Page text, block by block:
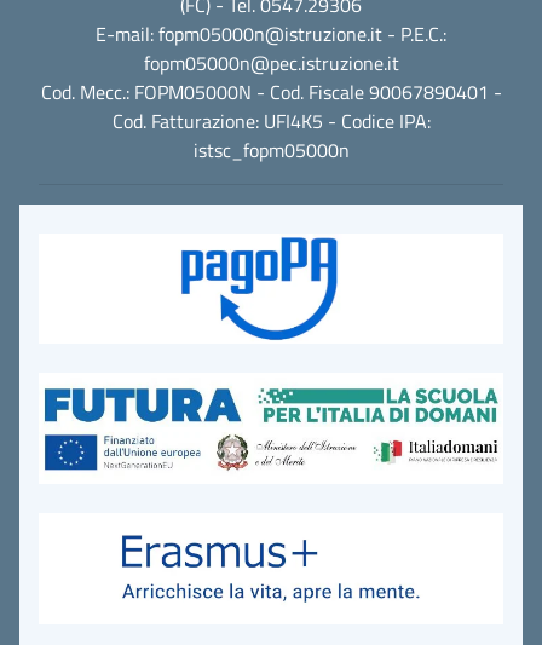
E-mail:fopm05000n@istruzione.it - P.E.C.:
fopm05000n@pec.istruzione.it
Cod. Mecc.: FOPM05000N - Cod. Fiscale 90067890401 -
Cod. Fatturazione: UFI4K5 - Codice IPA:
istsc_fopm05000n